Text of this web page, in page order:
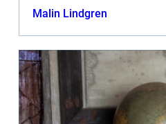
vino på terrassen med uts...
Malin Lindgren